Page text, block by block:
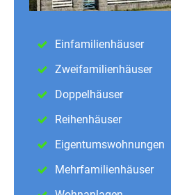
Einfamilienhäuser
Zweifamilienhäuser
Doppelhäuser
Reihenhäuser
Eigentumswohnungen
Mehrfamilienhäuser